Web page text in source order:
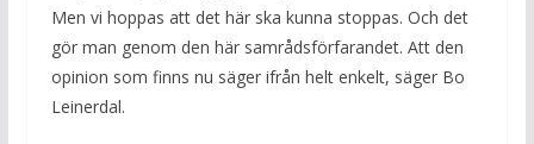
Men vi hoppas att det här ska kunna stoppas. Och det
gör man genom den här samrådsförfarandet. Att den
opinion som finns nu säger ifrån helt enkelt, säger Bo
Leinerdal.